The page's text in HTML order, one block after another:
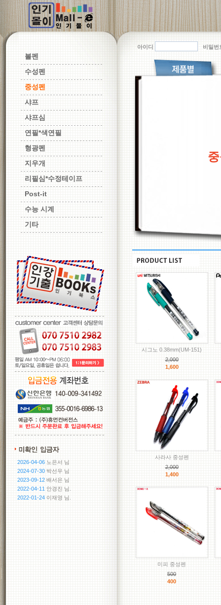
볼펜
수성펜
중성펜
샤프
샤프심
연필*색연필
형광펜
지우개
리필심*수정테이프
Post-it
수능 시계
기타
2026-04-06 노은서 님
2024-07-30 박선우 님
2023-09-12 배서은 님
2022-04-11 안경진 님.
2022-01-24 이재영 님.
아이디 비밀번
시그노 0.38mm(UM-151)
2,000
1,600
사라사 중성펜
2,000
1,400
미피 중성펜
500
400